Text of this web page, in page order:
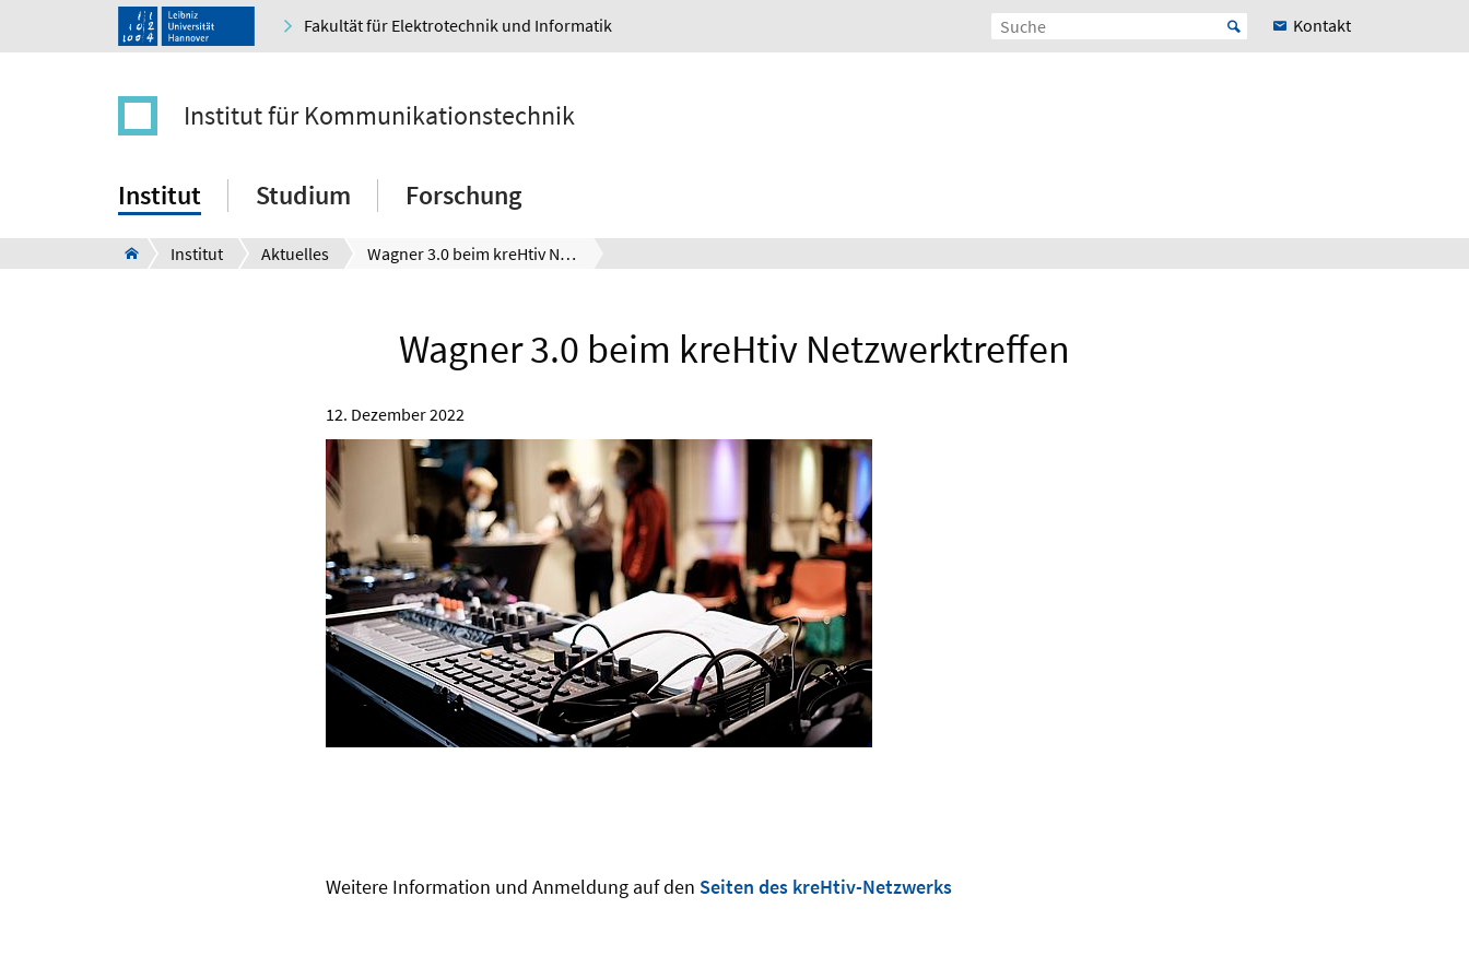
Fakultät für Elektrotechnik und Informatik Kontakt
Institut für Kommunikationstechnik
Institut Studium Forschung
Institut Aktuelles Wagner 3.0 beim kreHtiv Netzwerktreffen
Wagner 3.0 beim kreHtiv Netzwerktreffen
12. Dezember 2022
Weitere Information und Anmeldung auf den Seiten des kreHtiv-Netzwerks